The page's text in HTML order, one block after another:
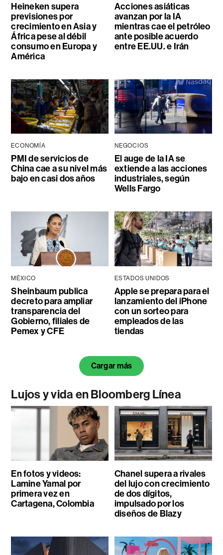
Heineken supera
previsiones por
crecimiento en Asia y
África pese al débil
consumo en Europa y
América
Acciones asiáticas
avanzan por la IA
mientras cae el petróleo
ante posible acuerdo
entre EE.UU. e Irán
ECONOMÍA
PMI de servicios de
China cae a su nivel más
bajo en casi dos años
NEGOCIOS
El auge de la IA se
extiende a las acciones
industriales, según
Wells Fargo
MÉXICO
Sheinbaum publica
decreto para ampliar
transparencia del
Gobierno, filiales de
Pemex y CFE
ESTADOS UNIDOS
Apple se prepara para el
lanzamiento del iPhone
con un sorteo para
empleados de las
tiendas
Cargar más
Lujos y vida en Bloomberg Línea
En fotos y videos:
Lamine Yamal por
primera vez en
Cartagena, Colombia
Chanel supera a rivales
del lujo con crecimiento
de dos dígitos,
impulsado por los
diseños de Blazy